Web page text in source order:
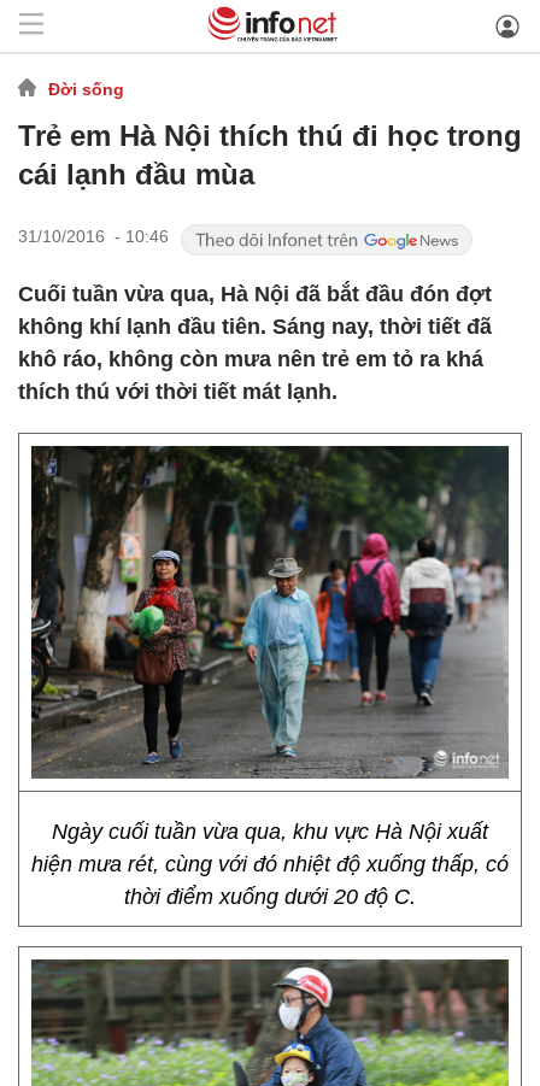
Đời sống
Trẻ em Hà Nội thích thú đi học trong
cái lạnh đầu mùa
31/10/2016 - 10:46
Cuối tuần vừa qua, Hà Nội đã bắt đầu đón đợt
không khí lạnh đầu tiên. Sáng nay, thời tiết đã
khô ráo, không còn mưa nên trẻ em tỏ ra khá
thích thú với thời tiết mát lạnh.
Ngày cuối tuần vừa qua, khu vực Hà Nội xuất
hiện mưa rét, cùng với đó nhiệt độ xuống thấp, có
thời điểm xuống dưới 20 độ C.